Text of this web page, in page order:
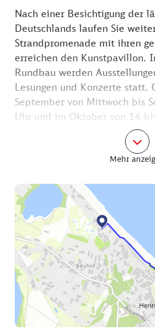
Nach einer Besichtigung der
Deutschlands laufen Sie
Strandpromenade mit ihren
erreichen den Kunstpavillon.
Rundbau werden
Lesungen und Konzerte statt.
September von Mittwoch bis
Uhr und im Oktober von 14
weiter geht es auf der
Bansin. Neben dem Uferweg
steile Hänge auf. An der Villa
Irmgard in der Nummer 13
Arbeitsräume des russischen
Gorki, der sich mit Sohn und
einen Sommer lang erholte. In
werden wechselnde
Mehr